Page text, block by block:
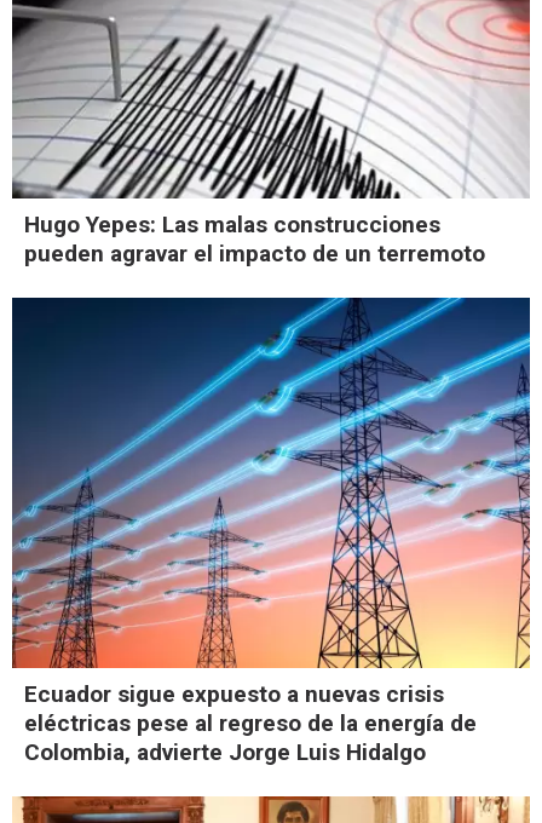
Hugo Yepes: Las malas construcciones
pueden agravar el impacto de un terremoto
Ecuador sigue expuesto a nuevas crisis
eléctricas pese al regreso de la energía de
Colombia, advierte Jorge Luis Hidalgo